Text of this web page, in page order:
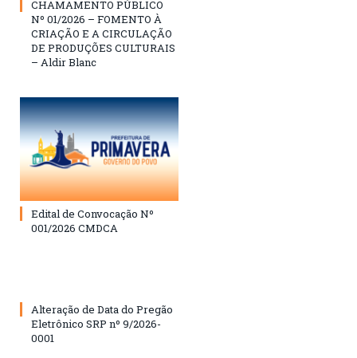
CHAMAMENTO PÚBLICO
Nº 01/2026 – FOMENTO À
CRIAÇÃO E A CIRCULAÇÃO
DE PRODUÇÕES CULTURAIS
– Aldir Blanc
Edital de Convocação Nº
001/2026 CMDCA
Alteração de Data do Pregão
Eletrônico SRP nº 9/2026-
0001